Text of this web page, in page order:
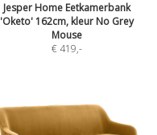
Jesper Home Eetkamerbank
'Oketo' 162cm, kleur No Grey
Mouse
€ 419,-